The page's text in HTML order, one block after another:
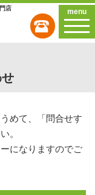
店 menu
めて、「問合せす
。
になりますのでご